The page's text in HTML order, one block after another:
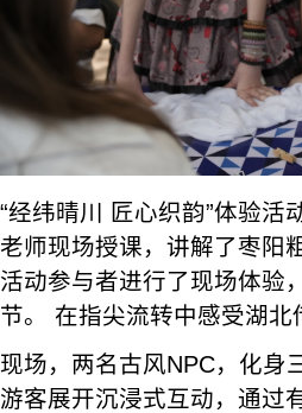
“经纬晴川 匠心织韵”体验
老师现场授课，讲解了枣阳
活动参与者进行了现场体验
节。 在指尖流转中感受湖
现场，两名古风NPC，化身
游客展开沉浸式互动，通过